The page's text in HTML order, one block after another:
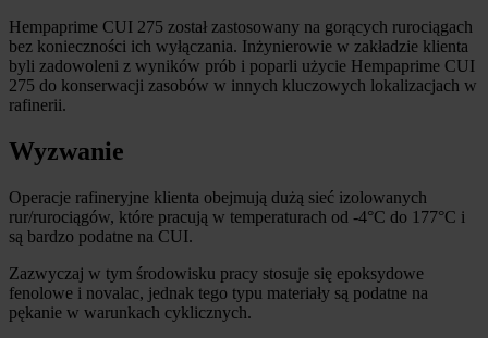
Hempaprime CUI 275 został zastosowany na gorących rurociągach
bez konieczności ich wyłączania. Inżynierowie w zakładzie klienta
byli zadowoleni z wyników prób i poparli użycie Hempaprime CUI
275 do konserwacji zasobów w innych kluczowych lokalizacjach w
rafinerii.
Wyzwanie
Operacje rafineryjne klienta obejmują dużą sieć izolowanych
rur/rurociągów, które pracują w temperaturach od -4°C do 177°C i
są bardzo podatne na CUI.
Zazwyczaj w tym środowisku pracy stosuje się epoksydowe
fenolowe i novalac, jednak tego typu materiały są podatne na
pękanie w warunkach cyklicznych.